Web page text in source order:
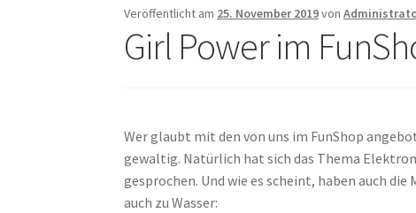
Veröffentlicht am 25. November 2019von
Girl Power im
Wer glaubt mit den von uns im FunShop
gewaltig. Natürlich hat sich das Thema
gesprochen. Und wie es scheint, haben auch
auch zu Wasser: